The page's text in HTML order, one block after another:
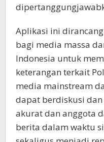
Aplikasi ini
bagi media massa
Indonesia untuk
keterangan terkait
media mainstream
dapat berdiskusi
akurat dan anggota
berita dalam waktu